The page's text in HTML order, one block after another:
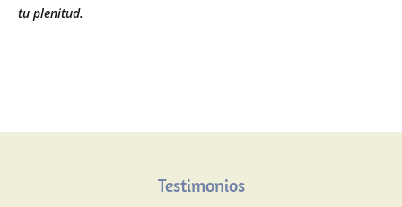
tu plenitud.
Testimonios